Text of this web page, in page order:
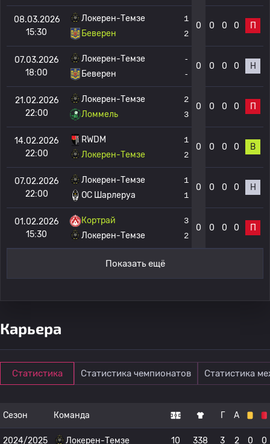
08.03.2026
15:30
Локерен-Темзе
Беверен
1
2
0 0 0 0 П
07.03.2026
18:00
Локерен-Темзе
Беверен
-
-
0 0 0 0 Н
21.02.2026
22:00
Локерен-Темзе
Ломмель
2
3
0 0 0 0 П
14.02.2026
22:00
RWDM
Локерен-Темзе
1
2
0 0 0 0 В
07.02.2026
22:00
Локерен-Темзе
OC Шарлеруа
1
1
0 0 0 0 Н
01.02.2026
15:30
Кортрай
Локерен-Темзе
3
2
0 0 0 0 П
Показать ещё
Карьера
Статистика Статистика чемпионатов Статистика
Сезон Команда Г А
2024/2025 Локерен-Темзе 10 338 3 2 0 0